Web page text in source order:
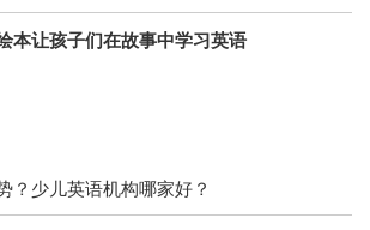
本让孩子们在故事中学习英语
？少儿英语机构哪家好？